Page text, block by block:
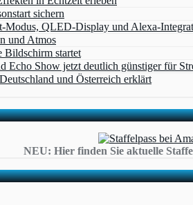
sichern
QLED‑Display und
und Atmos
Bildschirm startet
Echo Show jetzt deutlich günstiger für
und Österreich erklärt
NEU: Hier finden Sie aktuelle